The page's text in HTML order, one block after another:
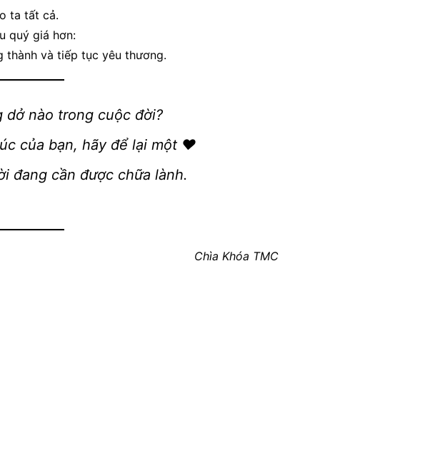
ta tất cả.
quý giá hơn:
và tiếp tục yêu thương.
dở nào trong cuộc đời?
của bạn, hãy để lại một ❤️
đang cần được chữa lành.
Chìa Khóa TMC